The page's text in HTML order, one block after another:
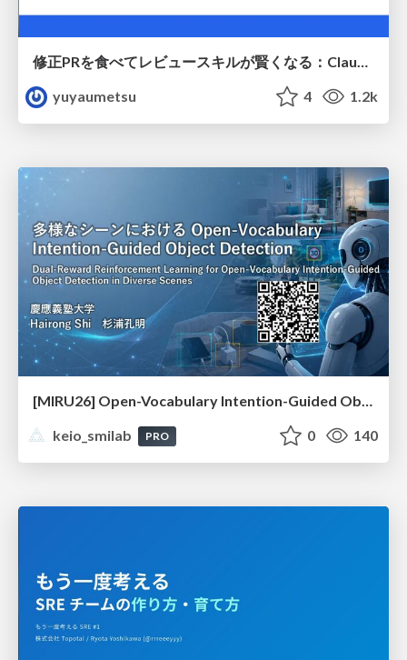
修正PRを食べてレビュースキルが賢くなる：Claude Codeによる自己改善サイクル
yuyaumetsu
4 1.2k
[MIRU26] Open-Vocabulary Intention-Guided Object Detection in Diverse Scenes
keio_smilab
PRO 0 140